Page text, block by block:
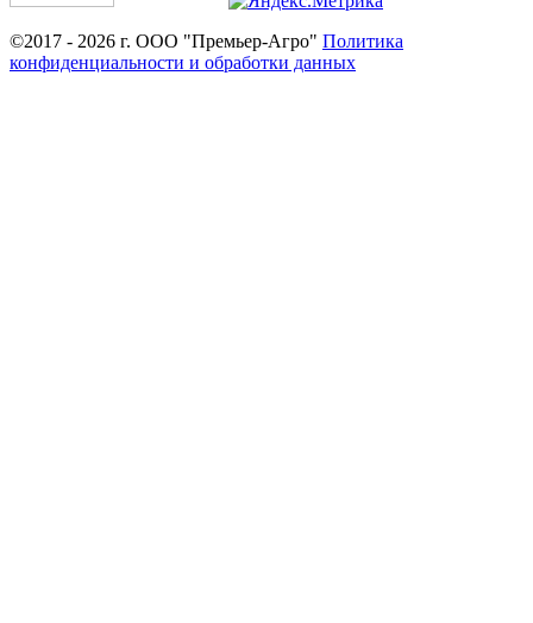
©2017 - 2026 г. ООО "Премьер-Агро" Политика
конфиденциальности и обработки данных